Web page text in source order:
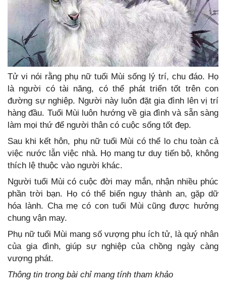
Tử vi nói rằng phụ nữ tuổi Mùi sống lý trí, chu đáo. Họ
là người có tài năng, có thể phát triển tốt trên con
đường sự nghiệp. Người này luôn đặt gia đình lên vị trí
hàng đầu. Tuổi Mùi luôn hướng về gia đình và sẵn sàng
làm mọi thứ để người thân có cuộc sống tốt đẹp.
Sau khi kết hôn, phụ nữ tuổi Mùi có thể lo chu toàn cả
việc nước lẫn việc nhà. Họ mang tư duy tiến bộ, không
thích lệ thuộc vào người khác.
Người tuổi Mùi có cuộc đời may mắn, nhận nhiều phúc
phần trời bạn. Họ có thể biến nguy thành an, gặp dữ
hóa lành. Cha mẹ có con tuổi Mùi cũng được hưởng
chung vận may.
Phụ nữ tuổi Mùi mang số vượng phu ích tử, là quý nhân
của gia đình, giúp sự nghiệp của chồng ngày càng
vượng phát.
Thông tin trong bài chỉ mang tính tham khảo